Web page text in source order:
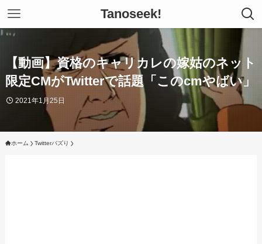
Tanoseek!
【動画】資格のキャリカレの嫁姑のネット
限定CMがTwitterで話題「このcmやばい」
2021年1月25日
ホーム Twitterバズり